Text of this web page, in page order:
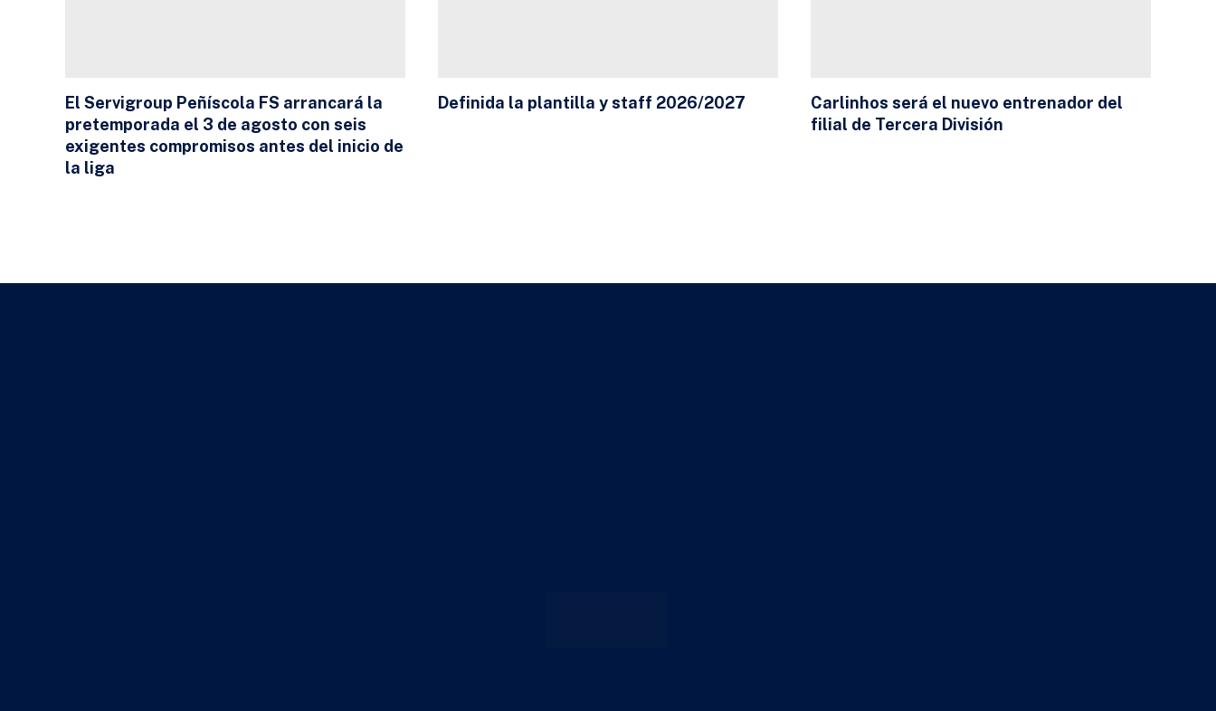
El Servigroup Peñíscola FS arrancará la
pretemporada el 3 de agosto con seis
exigentes compromisos antes del inicio de
la liga
Definida la plantilla y staff 2026/2027
Carlinhos será el nuevo entrenador del
filial de Tercera División